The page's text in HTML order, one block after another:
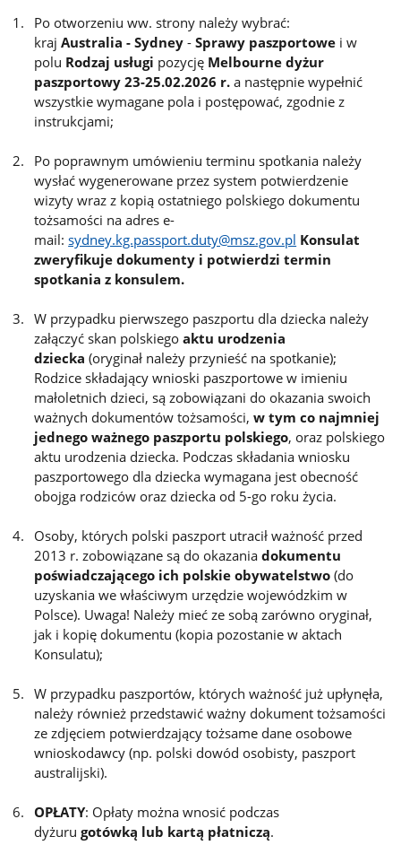
Po otworzeniu ww. strony należy wybrać:
krajAustralia - Sydney -Sprawy paszportowe i w
polu Rodzaj usługi pozycję Melbourne dyżur
paszportowy 23-25.02.2026 r. a następnie wypełnić
wszystkie wymagane pola i postępować, zgodnie z
instrukcjami;
Po poprawnym umówieniu terminu spotkania należy
wysłać wygenerowane przez system potwierdzenie
wizyty wraz z kopią ostatniego polskiego dokumentu
tożsamości na adres e-
mail:sydney.kg.passport.duty@msz.gov.pl Konsulat
zweryfikuje dokumenty i potwierdzi termin
spotkania z konsulem.
W przypadku pierwszego paszportu dla dziecka należy
załączyć skan polskiegoaktu urodzenia
dziecka (oryginał należy przynieść na spotkanie);
Rodzice składający wnioski paszportowe w imieniu
małoletnich dzieci, są zobowiązani do okazania swoich
ważnych dokumentów tożsamości,w tym co najmniej
jednego ważnego paszportu polskiego, oraz polskiego
aktu urodzenia dziecka. Podczas składania wniosku
paszportowego dla dziecka wymagana jest obecność
obojga rodziców oraz dziecka od 5-go roku życia.
Osoby, których polski paszport utracił ważność przed
2013 r. zobowiązane są do okazaniadokumentu
poświadczającego ich polskie obywatelstwo (do
uzyskania we właściwym urzędzie wojewódzkim w
Polsce). Uwaga! Należy mieć ze sobą zarówno oryginał,
jak i kopię dokumentu (kopia pozostanie w aktach
Konsulatu);
W przypadku paszportów, których ważność już upłynęła,
należy również przedstawić ważny dokument tożsamości
ze zdjęciem potwierdzający tożsame dane osobowe
wnioskodawcy (np. polski dowód osobisty, paszport
australijski).
OPŁATY: Opłaty można wnosić podczas
dyżurugotówką lub kartą płatniczą.